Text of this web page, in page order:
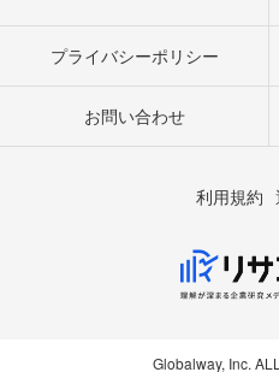
プライバシーポリシー
お問い合わせ
利用規約
Globalway, Inc.